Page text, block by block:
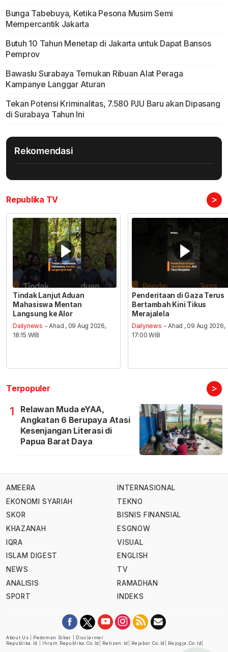
Bunga Tabebuya, Ketika Pesona Musim Semi
Mempercantik Jakarta
Butuh 10 Tahun Menetap di Jakarta untuk Dapat Bansos
Pemprov
Bawaslu Surabaya Temukan Ribuan Alat Peraga
Kampanye Langgar Aturan
Tekan Potensi Kriminalitas, 7.580 PJU Baru akan Dipasang
di Surabaya Tahun Ini
Rekomendasi
Republika TV >
Tindak Lanjut Aduan
Mahasiswa Mentan
Langsung ke Alor
Dailynews - Ahad , 09 Aug 2026,
18:15 WIB
Penderitaan di Gaza Terus
Bertambah Kini Tikus
Merajalela
Dailynews - Ahad , 09 Aug 2026,
17:00 WIB
Terpopuler >
1
Relawan Muda eYAA,
Angkatan 6 Berupaya Atasi
Kesenjangan Literasi di
Papua Barat Daya
AMEERA
EKONOMI SYARIAH
SKOR
KHAZANAH
IQRA
ISLAM DIGEST
NEWS
ANALISIS
SPORT
INTERNASIONAL
TEKNO
BISNIS FINANSIAL
ESGNOW
VISUAL
ENGLISH
TV
RAMADHAN
INDEKS
About Us Pedoman Siber
Disclaimer
Republika.id
Ihram.republika.co.id Retizen.id Rejabar.co.id Rejogja.co.id